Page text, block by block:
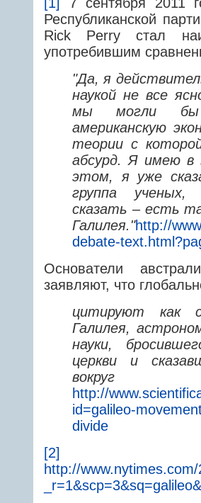
Республиканской
Rick Perry стал
употребившим
"Да, я
наукой не все
мы могли бы
американскую
теории с
абсурд. Я имею
этом, я уже
группа
сказать – есть
Галилея."http://
debate-
Основатели
заявляют, что
цитируют как
Галилея,
науки,
церкви и
http://
id=galileo-
divide
[2]
http://